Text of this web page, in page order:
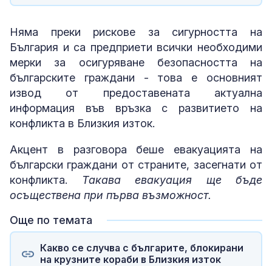
Няма преки рискове за сигурността на
България и са предприети всички необходими
мерки за осигуряване безопасността на
българските граждани - това е основният
извод от предоставената актуална
информация във връзка с развитието на
конфликта в Близкия изток.
Акцент в разговора беше евакуацията на
български граждани от страните, засегнати от
конфликта.
Такава евакуация ще бъде
осъществена при първа възможност.
Още по темата
Какво се случва с българите, блокирани
на крузните кораби в Близкия изток